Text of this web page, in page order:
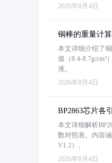
2026年8月4日
铜棒的重量计
本文详细介绍了
值（8.4-8.7g/
准。
2026年8月4日
BP2863芯片各
本文详细解析
数对照表。内容
V1.2）。
2026年8月4日